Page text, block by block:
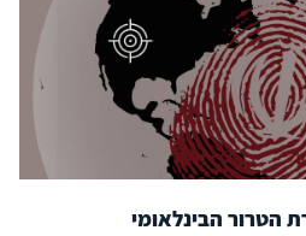
הטרור הבינלאומי